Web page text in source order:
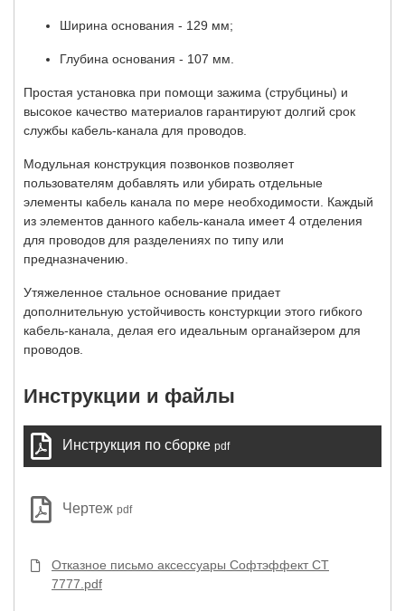
Ширина основания - 129 мм;
Глубина основания - 107 мм.
Простая установка при помощи зажима (струбцины) и
высокое качество материалов гарантируют долгий срок
службы кабель-канала для проводов.
Модульная конструкция позвонков позволяет
пользователям добавлять или убирать отдельные
элементы кабель канала по мере необходимости. Каждый
из элементов данного кабель-канала имеет 4 отделения
для проводов для разделениях по типу или
предназначению.
Утяжеленное стальное основание придает
дополнительную устойчивость констуркции этого гибкого
кабель-канала, делая его идеальным органайзером для
проводов.
Инструкции и файлы
Инструкция по сборке pdf
Чертеж pdf
Отказное письмо аксессуары Софтэффект СТ
7777.pdf